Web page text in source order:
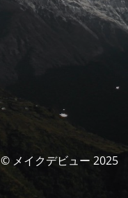
© メイクデビュー 2025